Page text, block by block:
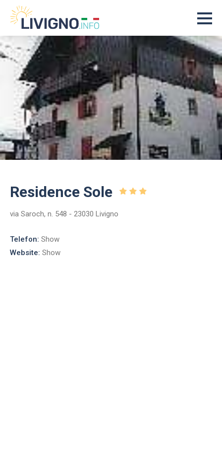
Residence Sole
via Saroch, n. 548 - 23030 Livigno
Telefon: Show
Website: Show